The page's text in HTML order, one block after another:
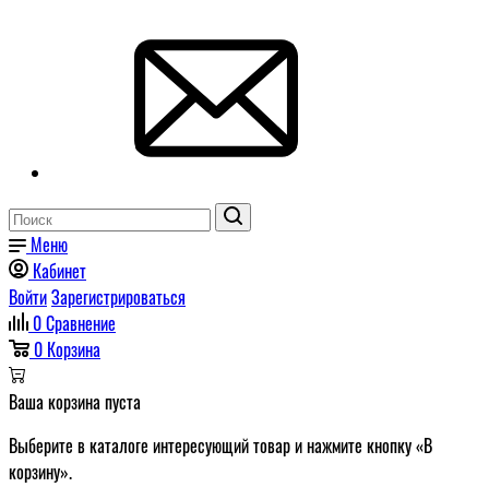
Меню
Кабинет
ВойтиЗарегистрироваться
0Сравнение
0 Корзина
Ваша корзина пуста
Выберите в каталоге интересующий товар и нажмите кнопку «В
корзину».